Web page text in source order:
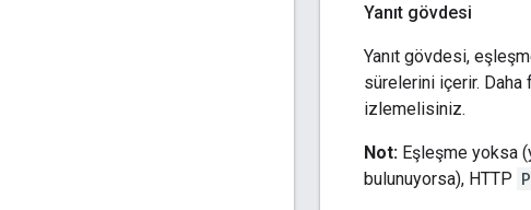
Yanıt gövdesi
Yanıt gövdesi,
sürelerini içerir.
izlemelisiniz.
Not: Eşleşme yoksa
bulunuyorsa), HTTP